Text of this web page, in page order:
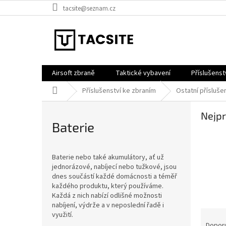
na
tacsite@seznam.cz
Airsoft zbraně Taktické vybavení
Domů Příslušenství ke zbraním Ostatní
Baterie
Baterie nebo také akumulátory, ať už
jednorázové, nabíjecí nebo tužkové, jsou
dnes součástí každé domácnosti a téměř
každého produktu, který používáme.
Každá z nich nabízí odlišné možnosti
nabíjení, výdrže a v neposlední řadě i
využití.